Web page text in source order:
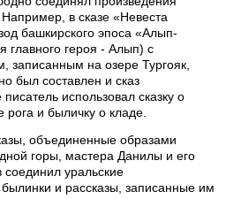
в сказе «Невеста
башкирского эпоса «Алып-
героя - Алып) с
записанным на озере Тургояк,
был составлен и сказ
использовал сказку о
и быличку о кладе.
объединенные образами
горы, мастера Данилы и его
уральские
и рассказы, записанные им